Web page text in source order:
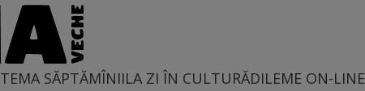
TEMA SĂPTĂMÎNIILA ZI ÎN CULTURĂDILEME ON-LINE